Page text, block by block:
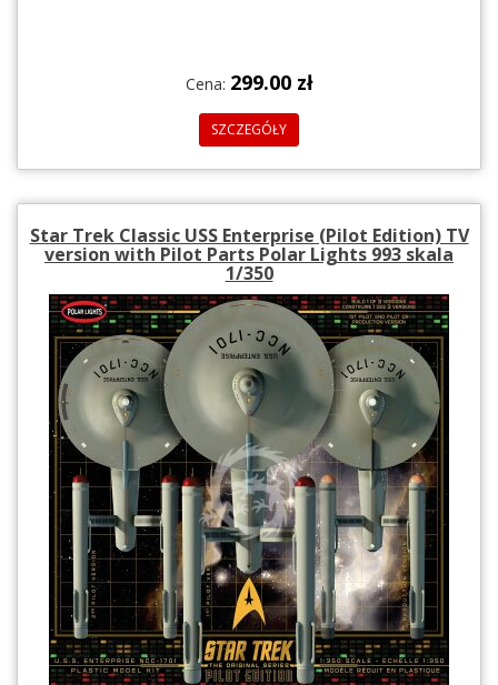
Cena: 299.00 zł
SZCZEGÓŁY
Star Trek Classic USS Enterprise (Pilot Edition) TV
version with Pilot Parts Polar Lights 993 skala
1/350